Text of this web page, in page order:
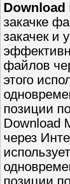
Download
закачке
закачек и
файлов
этого
позиции
Download
через
позиции